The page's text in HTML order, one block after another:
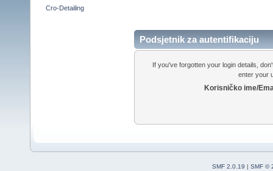
Cro-Detailing
Podsjetnik za autentifikaciju
If you've forgotten your login details,
enter your
Korisničko ime/
SMF 2.0.19 | SMF ©